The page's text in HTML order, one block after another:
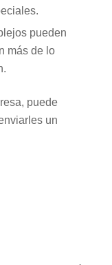
pueden
más de lo
puede
un